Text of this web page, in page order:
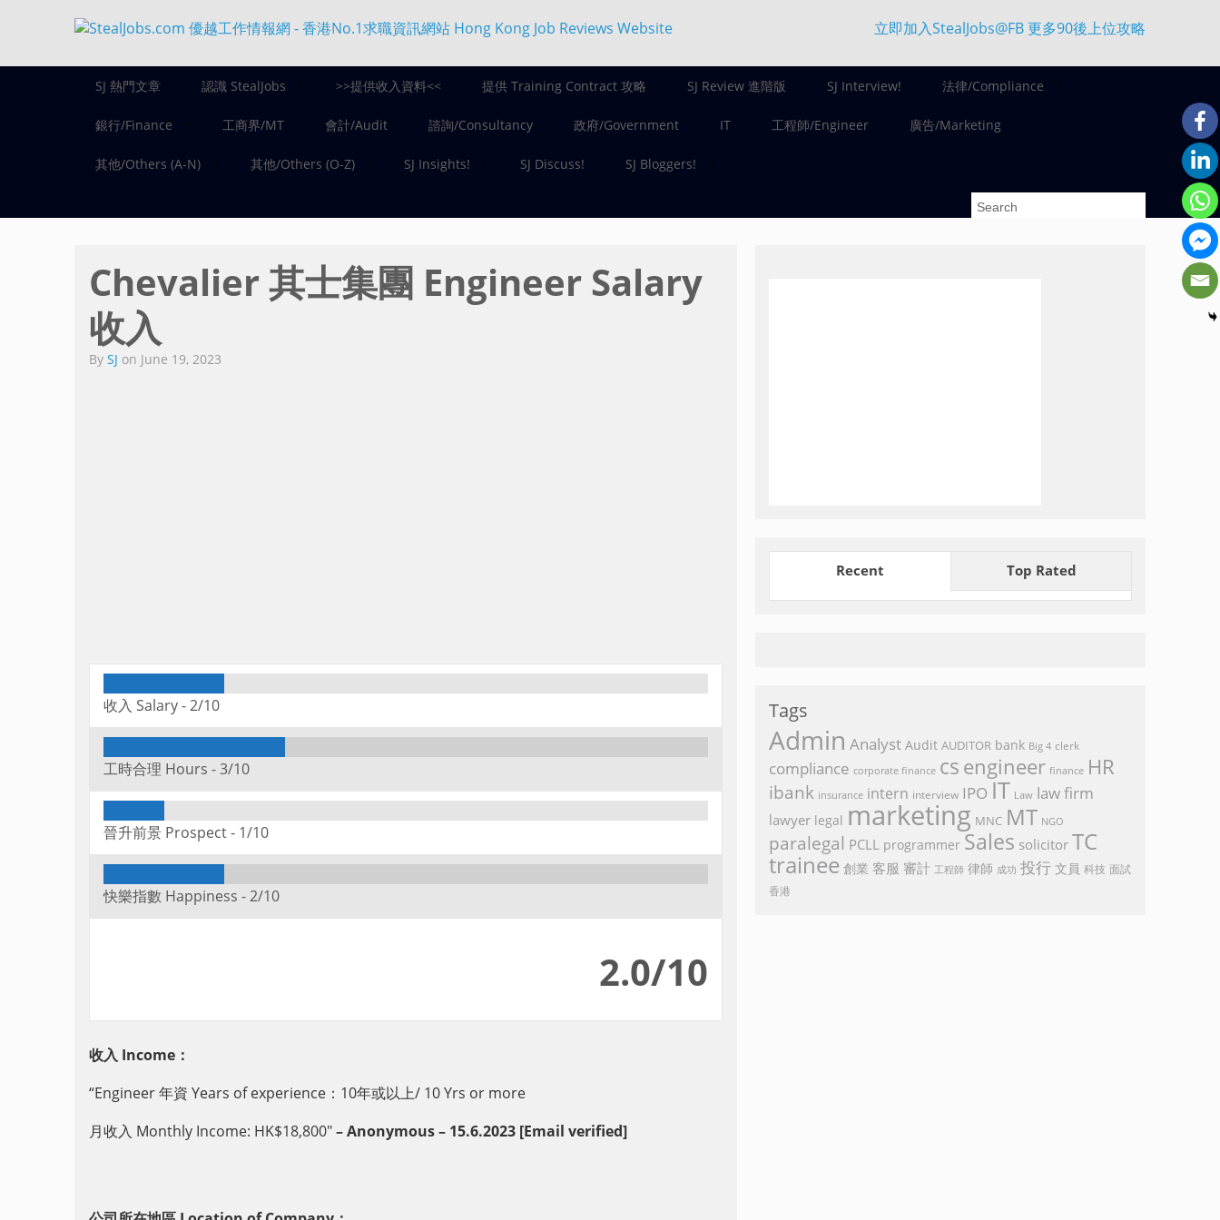
立即加入StealJobs@FB 更多90後上位攻略
SJ 熱門文章 認識 StealJobs >>提供收入資料<< 提供 Training Contract 攻略 SJ Review 進階版 SJ Interview! 法律/Compliance
銀行/Finance 工商界/MT 會計/Audit 諮詢/Consultancy 政府/Government IT 工程師/Engineer 廣告/Marketing
其他/Others (A-N) 其他/Others (O-Z) SJ Insights! SJ Discuss! SJ Bloggers!
Chevalier 其士集團 Engineer Salary
收入
By SJ on June 19, 2023
收入 Salary -2/10
工時合理 Hours -3/10
晉升前景 Prospect - 1/10
快樂指數 Happiness -2/10
2.0/10
收入 Income：
“Engineer 年資 Years of experience：10年或以上/ 10 Yrs or more
月收入 Monthly Income: HK$18,800″– Anonymous – 15.6.2023 [Email verified]
Recent Top Rated
Tags
Admin Analyst Audit AUDITOR bank Big 4 clerk
compliance corporate finance cs engineer finance HR
ibank insurance intern interview IPO IT Law law firm
lawyer legal marketing MNC MT NGO
paralegal PCLL programmer Sales solicitor TC
trainee 創業 客服 審計 工程師 律師 成功 投行 文員 科技 面試
香港